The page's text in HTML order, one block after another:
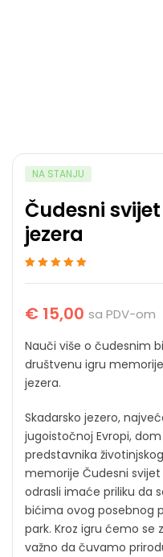
NA STANJU
Čudesni
jezera
ocene kupca
€ 15,00 sa PDV-om
Nauči više o čudesnim
društvenu igru
jezera.
Skadarsko jezero,
jugoistočnoj Evropi,
predstavnika
memorije Čudesni svijet
odrasli imaće priliku da
bićima ovog posebnog
park. Kroz igru ćemo se
važno da čuvamo